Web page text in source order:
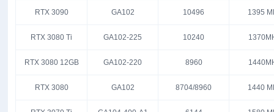
RTX 3090 GA102 10496 1395
RTX 3080 Ti GA102-225 10240
RTX 3080 12GB GA102-220 8960
RTX 3080 GA102 8704/8960 1440